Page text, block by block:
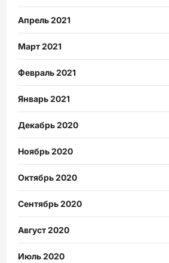
Апрель 2021
Март 2021
Февраль 2021
Январь 2021
Декабрь 2020
Ноябрь 2020
Октябрь 2020
Сентябрь 2020
Август 2020
Июль 2020